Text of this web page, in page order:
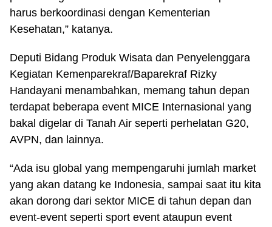
harus berkoordinasi dengan Kementerian
Kesehatan,” katanya.
Deputi Bidang Produk Wisata dan Penyelenggara
Kegiatan Kemenparekraf/Baparekraf Rizky
Handayani menambahkan, memang tahun depan
terdapat beberapa event MICE Internasional yang
bakal digelar di Tanah Air seperti perhelatan G20,
AVPN, dan lainnya.
“Ada isu global yang mempengaruhi jumlah market
yang akan datang ke Indonesia, sampai saat itu kita
akan dorong dari sektor MICE di tahun depan dan
event-event seperti sport event ataupun event